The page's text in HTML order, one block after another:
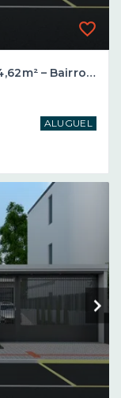
Sala Comercial à para Locação – 44,62m² – Bairro Santo Antônio – Pinhalzinho/SC
ALUGUEL